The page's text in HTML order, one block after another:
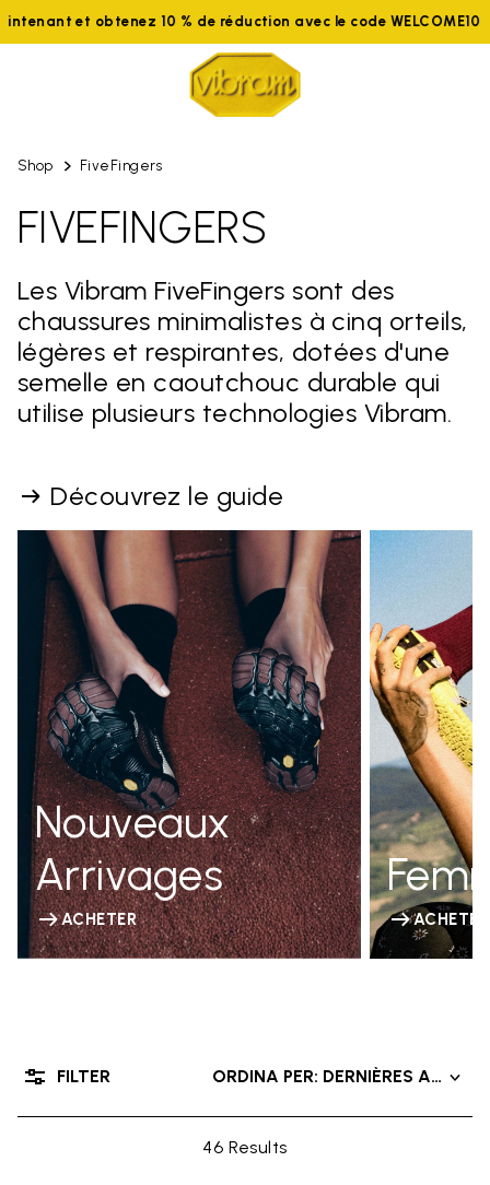
et obtenez 10 % de réduction avec le code WELCOME10
Shop FiveFingers
FIVEFINGERS
Les Vibram FiveFingers sont des
chaussures minimalistes à cinq orteils,
légères et respirantes, dotées d'une
semelle en caoutchouc durable qui
utilise plusieurs technologies Vibram.
Découvrez le guide
Nouveaux
Arrivages
ACHETER ACHETER
46 Results
ORDINA PER: DERNIÈRES
FILTER